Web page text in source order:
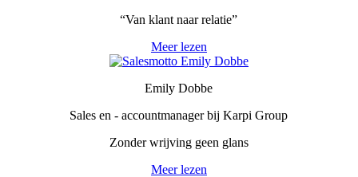
“Van klant naar relatie”
Meer lezen
Emily Dobbe
Sales en - accountmanager bij Karpi Group
Zonder wrijving geen glans
Meer lezen